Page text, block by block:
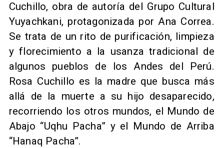
Cuchillo, obra de autoría del Grupo Cultural
Yuyachkani, protagonizada por Ana Correa.
Se trata de un rito de purificación, limpieza
y florecimiento a la usanza tradicional de
algunos pueblos de los Andes del Perú.
Rosa Cuchillo es la madre que busca más
allá de la muerte a su hijo desaparecido,
recorriendo los otros mundos, el Mundo de
Abajo “Uqhu Pacha” y el Mundo de Arriba
“Hanaq Pacha”.